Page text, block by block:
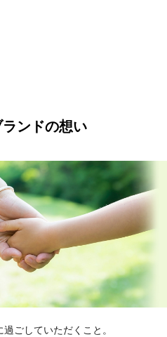
ンドの想い
ごしていただくこと。